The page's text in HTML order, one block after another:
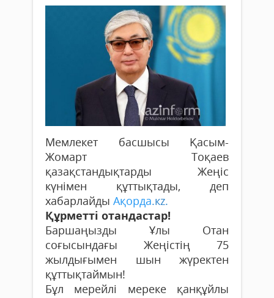
Мемлекет басшысы Қасым-
Жомарт Тоқаев
қазақстандықтарды Жеңіс
күнімен құттықтады, деп
хабарлайды Ақорда.кz.
Құрметті отандастар!
Баршаңызды Ұлы Отан
соғысындағы Жеңістің 75
жылдығымен шын жүректен
құттықтаймын!
Бұл мерейлі мереке қанқұйлы